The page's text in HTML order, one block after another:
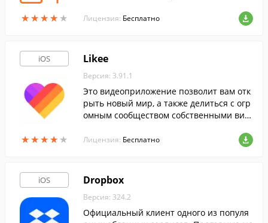
★★★★ ★
★★★★ ★ Лицензия: Бесплатно
iOS
★★★★★
★★★★★
Likee
Версия: 3.91.1
Это видеоприложение позволит вам отк
рыть новый мир, а также делиться с огр
омным сообществом собственными вид
Лицензия: Бесплатно
iOS Dropbox
Версия: 324.2
Официальный клиент одного из популя